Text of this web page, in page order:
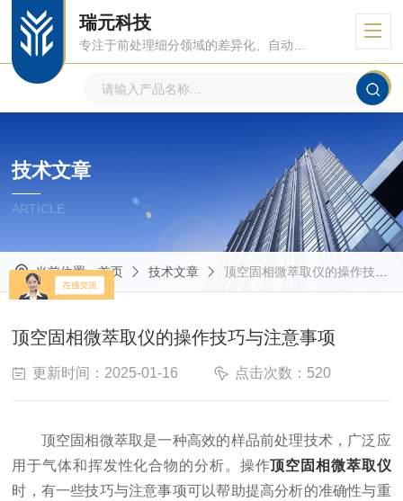
瑞元科技
技术文章
ARTICLE
当前位置：首页 技术文章 顶空固相微萃取仪的操作技巧与注意事项
顶空固相微萃取仪的操作技巧与注意事项
更新时间：2025-01-16 点击次数：520
顶空固相微萃取是一种高效的样品前处理技术，广泛应
用于气体和挥发性化合物的分析。操作顶空固相微萃取仪
时，有一些技巧与注意事项可以帮助提高分析的准确性与重